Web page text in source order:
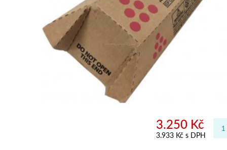
3.250 Kč
3.933 Kč s DPH